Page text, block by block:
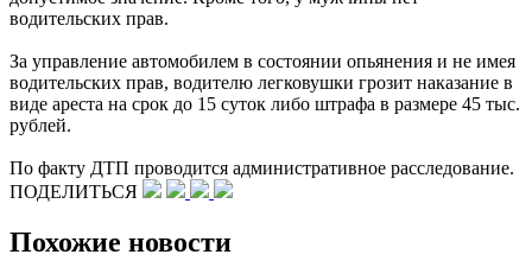
водительских прав.
За управление автомобилем в состоянии опьянения и не имея
водительских прав, водителю легковушки грозит наказание в
виде ареста на срок до 15 суток либо штрафа в размере 45 тыс.
рублей.
По факту ДТП проводится административное расследование.
ПОДЕЛИТЬСЯ
Похожие новости